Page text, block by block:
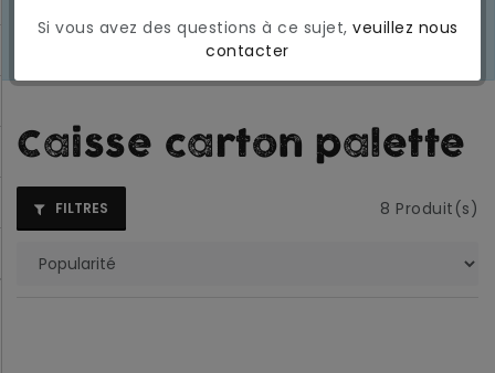
actuellement une surcharge
carburant temporaire et variable.
Caisse carton palette
FILTRES 8 Produit(s)
Si vous avez des questions à ce sujet, veuillez nous
contacter